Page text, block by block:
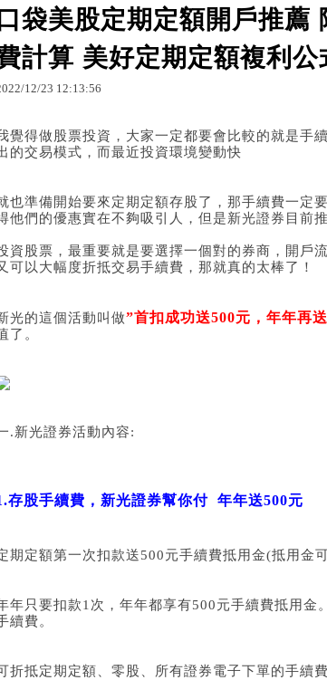
文網址：http://blog.udn.com/g66jqm933278/177876776
袋美股定期定額開戶推薦
計算 美好定期定額複利公
/12/23 12:13:56
覺得做股票投資，大家一定都要會比較的就是手
的交易模式，而最近投資環境變動快
也準備開始要來定期定額存股了，那手續費一定
他們的優惠實在不夠吸引人，但是新光證券目前
資股票，最重要就是要選擇一個對的券商，開戶
可以大幅度折抵交易手續費，那就真的太棒了！
光的這個活動叫做”首扣成功送500元，年年再
了。
.新光證券活動內容:
存股手續費，新光證券幫你付 年年送500元
期定額第一次扣款送500元手續費抵用金(抵用金
年只要扣款1次，年年都享有500元手續費抵用金
續費。
折抵定期定額、零股、所有證券電子下單的手續